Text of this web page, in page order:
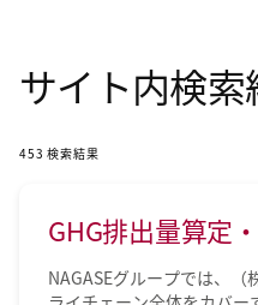
サイト内検索
453 検索結果
GHG排出量算定
ョン Zeroboard
NAGASEグループでは、